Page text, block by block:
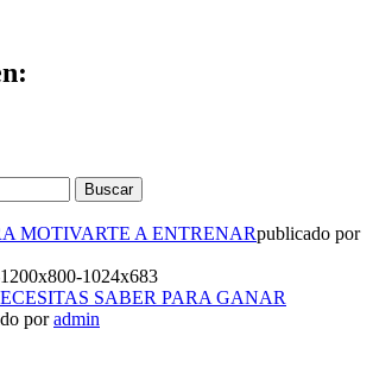
MOTIVARTE A ENTRENARpublicado por
SABER PARA GANAR
poradmin